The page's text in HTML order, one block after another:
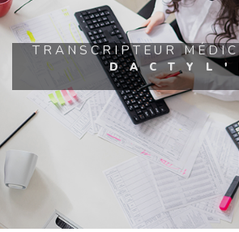
TRANSCRIPTEUR